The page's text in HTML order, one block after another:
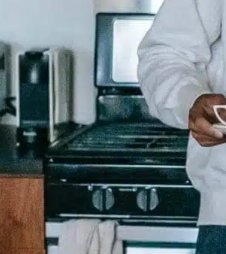
Find out more
cierpliwość ma kluczowe znaczenie , cierpliwość miłość
drapanie psa
dyfuzory feromonów
dziwactwa
osobowości
elementy takie jak psy drapią, stymulacja
fizyczna
tworzenie spokoju, zachowanie psa